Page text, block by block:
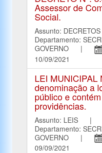
Assessor de
Social.
Assunto:
Departamento:
GOVERNO |
10/09/2021
LEI MUNICIPAL
denominação a
público e
providências.
Assunto: LEIS |
Departamento:
GOVERNO |
09/09/2021